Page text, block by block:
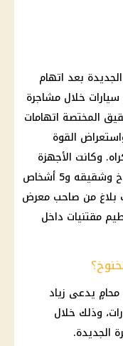
بعد اتهام
خلال مشاجرة
المختصة اتهامات
واستعراض القوة
وكانت الأجهزة
الأمنية قد ألقت القبض على صبري نخنوخ وشقيقه و5 أشخاص
بلاغ من صاحب معرض
مقتنيات داخل
يدعى زياد
وذلك خلال
الجديدة.